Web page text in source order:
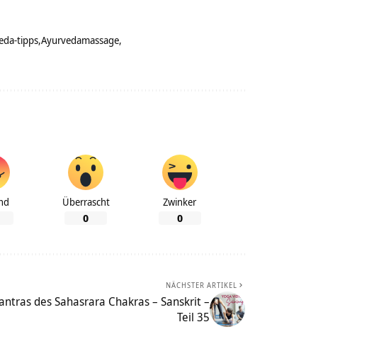
tipps Ayurvedamassage
Überrascht
0
Zwinker
0
NÄCHSTER ARTIKEL
des Sahasrara Chakras – Sanskrit –
Teil 35